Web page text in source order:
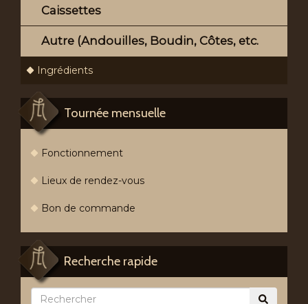
Caissettes
Autre (Andouilles, Boudin, Côtes, etc.
Ingrédients
Tournée mensuelle
Fonctionnement
Lieux de rendez-vous
Bon de commande
Recherche rapide